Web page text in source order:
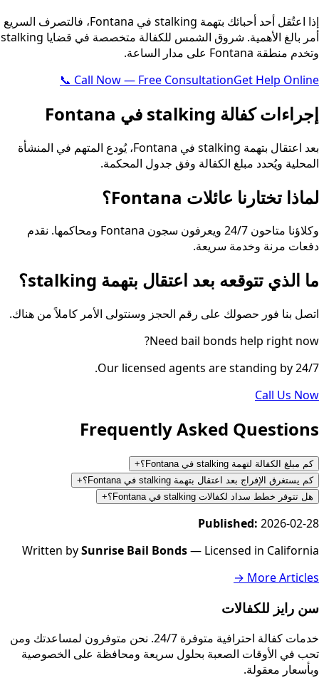
إذا اعتُقل أحد أحبائك بتهمة stalking في Fontana، فالتصرف السريع
أمر بالغ الأهمية. شروق الشمس للكفالة متخصصة في قضايا stalking
وتخدم منطقة Fontana على مدار الساعة.
📞 Call Now — Free ConsultationGet Help Online
إجراءات كفالة stalking في Fontana
بعد اعتقال بتهمة stalking في Fontana، يُودع المتهم في المنشأة
المحلية ويُحدد مبلغ الكفالة وفق جدول المحكمة.
لماذا تختارنا عائلات Fontana؟
وكلاؤنا متاحون 24/7 ويعرفون سجون Fontana ومحاكمها. نقدم
دفعات مرنة وخدمة سريعة.
ما الذي تتوقعه بعد اعتقال بتهمة stalking؟
اتصل بنا فور حصولك على رقم الحجز وسنتولى الأمر كاملاً من هناك.
Need bail bonds help right now?
Our licensed agents are standing by 24/7.
Call Us Now
Frequently Asked Questions
كم مبلغ الكفالة لتهمة stalking في Fontana؟
+
كم يستغرق الإفراج بعد اعتقال بتهمة stalking في Fontana؟
+
هل تتوفر خطط سداد لكفالات stalking في Fontana؟
+
Published: 2026-02-28
Written bySunrise Bail Bonds— Licensed in California
More Articles →
سن رايز للكفالات
خدمات كفالة احترافية متوفرة 24/7. نحن متوفرون لمساعدتك ومن
تحب في الأوقات الصعبة بحلول سريعة ومحافظة على الخصوصية
وبأسعار معقولة.